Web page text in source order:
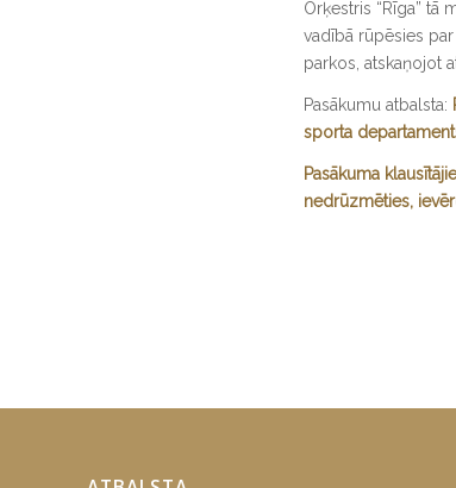
Orķestris “Rīga” tā
vadībā rūpēsies
parkos, atskaņojot
Pasākumu atbalsta:
sporta
Pasākuma
nedrūzmēties,